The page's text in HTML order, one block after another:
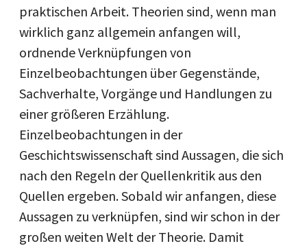
praktischen Arbeit. Theorien sind, wenn man
wirklich ganz allgemein anfangen will,
ordnende Verknüpfungen von
Einzelbeobachtungen über Gegenstände,
Sachverhalte, Vorgänge und Handlungen zu
einer größeren Erzählung.
Einzelbeobachtungen in der
Geschichtswissenschaft sind Aussagen, die sich
nach den Regeln der Quellenkritik aus den
Quellen ergeben. Sobald wir anfangen, diese
Aussagen zu verknüpfen, sind wir schon in der
großen weiten Welt der Theorie. Damit